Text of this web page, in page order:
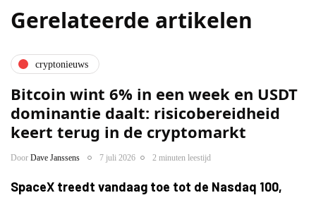
Gerelateerde artikelen
cryptonieuws
Bitcoin wint 6% in een week en USDT
dominantie daalt: risicobereidheid
keert terug in de cryptomarkt
Door Dave Janssens 7 juli 2026 2 minuten leestijd
SpaceX treedt vandaag toe tot de Nasdaq 100,